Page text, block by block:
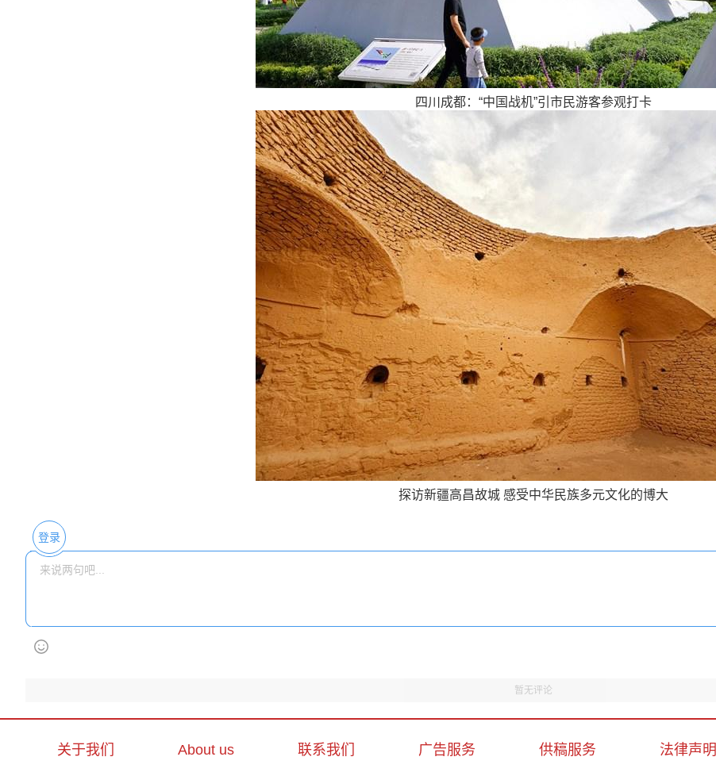
四川成都：“中国战机”引市民游客参观打卡
探访新疆高昌故城 感受中华民族多元文化的博大
登录
暂无评论
关于我们 About us 联系我们 广告服务 供稿服务 法律声明